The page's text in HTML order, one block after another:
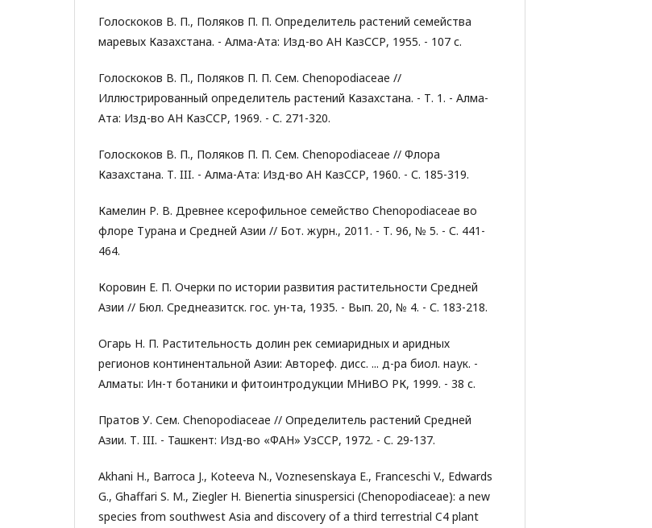
Голоскоков В. П., Поляков П. П. Определитель растений семейства
маревых Казахстана. - Алма-Ата: Изд-во АН КазССР, 1955. - 107 с.
Голоскоков В. П., Поляков П. П. Сем. Chenopodiaceae //
Иллюстрированный определитель растений Казахстана. - Т. 1. - Алма-
Ата: Изд-во АН КазССР, 1969. - С. 271-320.
Голоскоков В. П., Поляков П. П. Сем. Chenopodiaceae // Флора
Казахстана. Т. III. - Алма-Ата: Изд-во АН КазССР, 1960. - С. 185-319.
Камелин Р. В. Древнее ксерофильное семейство Chenopodiaceae во
флоре Турана и Средней Азии // Бот. журн., 2011. - Т. 96, № 5. - С. 441-
464.
Коровин Е. П. Очерки по истории развития растительности Средней
Азии // Бюл. Среднеазитск. гос. ун-та, 1935. - Вып. 20, № 4. - С. 183-218.
Огарь Н. П. Растительность долин рек семиаридных и аридных
регионов континентальной Азии: Автореф. дисс. ... д-ра биол. наук. -
Алматы: Ин-т ботаники и фитоинтродукции МНиВО РК, 1999. - 38 с.
Пратов У. Сем. Chenopodiaceae // Определитель растений Средней
Азии. Т. III. - Ташкент: Изд-во «ФАН» УзССР, 1972. - С. 29-137.
Akhani H., Barroca J., Koteeva N., Voznesenskaya E., Franceschi V., Edwards
G., Ghaffari S. M., Ziegler H. Bienertia sinuspersici (Chenopodiaceae): a new
species from southwest Asia and discovery of a third terrestrial C4 plant